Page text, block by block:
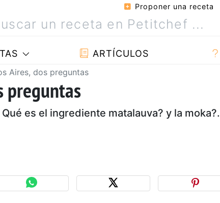
Proponer una receta
ARTÍCULOS
Aires, dos preguntas
preguntas
es el ingrediente matalauva? y la moka?.